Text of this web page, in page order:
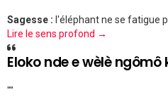
Sagesse : l'éléphant ne se fatigue
Lire le sens profond →
Eloko nde e wèlè
""